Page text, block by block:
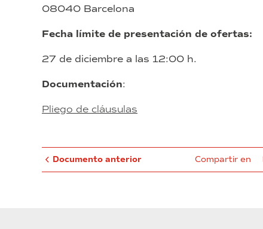
08040 Barcelona
Fecha límite de presentación de ofertas:
27 de diciembre a las 12:00 h.
Documentación:
Pliego de cláusulas
Documento anterior Compartir en